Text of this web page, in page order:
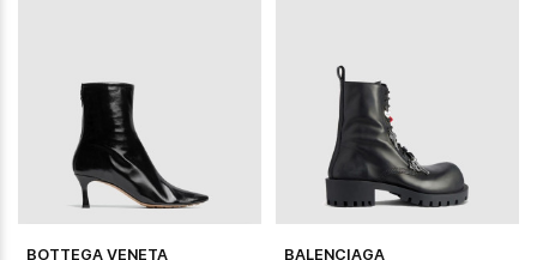
BOTTEGA VENETA BALENCIAGA